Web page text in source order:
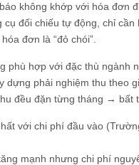
không khớp với hóa đơn
cụ đối chiếu tự động, chỉ cần
đơn là “đỏ chói”.
phù hợp với đặc thù ngành
dựng phải nghiệm thu theo
đều đặn từng tháng → bất
với chi phí đầu vào
mạnh nhưng chi phí